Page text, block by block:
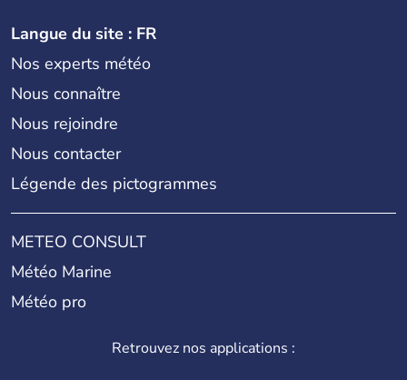
Langue du site : FR
Nos experts météo
Nous connaître
Nous rejoindre
Nous contacter
Légende des pictogrammes
METEO CONSULT
Météo Marine
Météo pro
Retrouvez nos applications :